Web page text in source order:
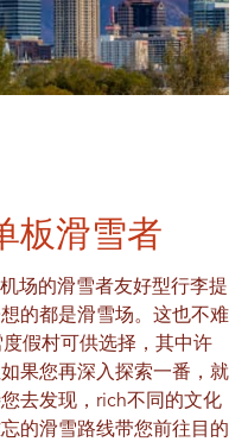
板滑雪者
场的滑雪者友好型行李提
的都是滑雪场。这也不难
假村可供选择，其中许
果您再深入探索一番，就
去发现，rich不同的文化
的滑雪路线带您前往目的